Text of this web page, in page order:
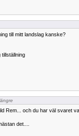
till mitt landslag kanske?
tillställning
Rem... och du har väl svaret
det....